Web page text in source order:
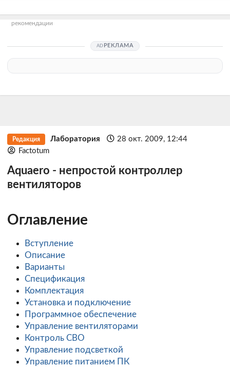
рекомендации
РЕКЛАМА
Редакция Лаборатория
28 окт. 2009, 12:44
Factotum
Aquaero - непростой контроллер
вентиляторов
Оглавление
Вступление
Описание
Варианты
Спецификация
Комплектация
Установка и подключение
Программное обеспечение
Управление вентиляторами
Контроль СВО
Управление подсветкой
Управление питанием ПК